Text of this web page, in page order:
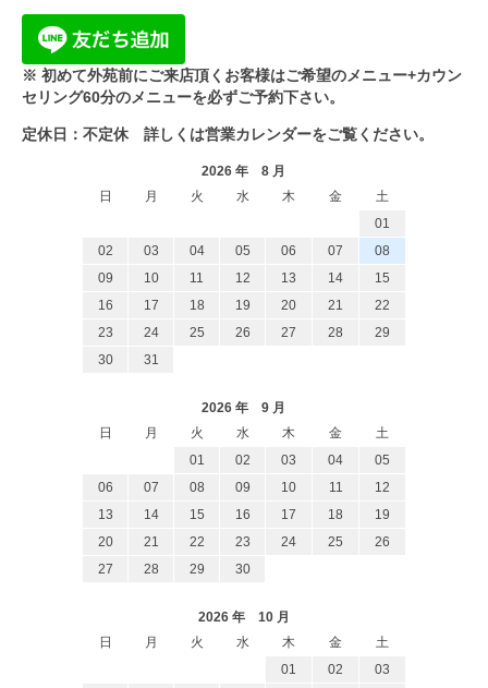
※ 初めて外苑前にご来店頂くお客様はご希望のメニュー+カウン
セリング60分のメニューを必ずご予約下さい。
定休日：不定休 詳しくは営業カレンダーをご覧ください。
2026 年 8 月
日
月 火 水 木 金
土
01
02
03 04 05 06 07
08
09
10 11 12 13 14
15
16
17 18 19 20 21
22
23
24 25 26 27 28
29
30
31
2026 年 9 月
日
月 火 水 木 金
土
01
02 03 04
05
06
07 08 09 10 11
12
13
14 15 16 17 18
19
20
21 22 23 24 25
26
27
28 29 30
2026 年 10 月
日
月 火 水 木 金
土
01
02
03